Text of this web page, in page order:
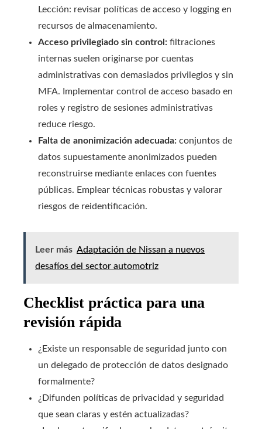
Lección: revisar políticas de acceso y logging en
recursos de almacenamiento.
Acceso privilegiado sin control: filtraciones
internas suelen originarse por cuentas
administrativas con demasiados privilegios y sin
MFA. Implementar control de acceso basado en
roles y registro de sesiones administrativas
reduce riesgo.
Falta de anonimización adecuada: conjuntos de
datos supuestamente anonimizados pueden
reconstruirse mediante enlaces con fuentes
públicas. Emplear técnicas robustas y valorar
riesgos de reidentificación.
Leer más Adaptación de Nissan a nuevos
desafíos del sector automotriz
Checklist práctica para una
revisión rápida
¿Existe un responsable de seguridad junto con
un delegado de protección de datos designado
formalmente?
¿Difunden políticas de privacidad y seguridad
que sean claras y estén actualizadas?